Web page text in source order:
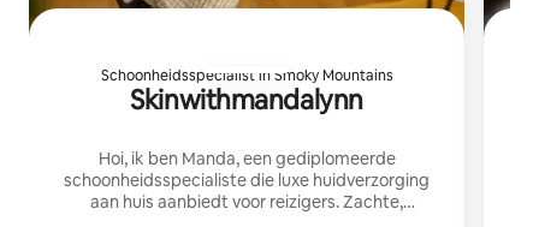
Schoonheidsspecialist in Smoky Mountains
Skinwithmandalynn
Hoi, ik ben Manda, een gediplomeerde
schoonheidsspecialiste die luxe huidverzorging
aan huis aanbiedt voor reizigers. Zachte,